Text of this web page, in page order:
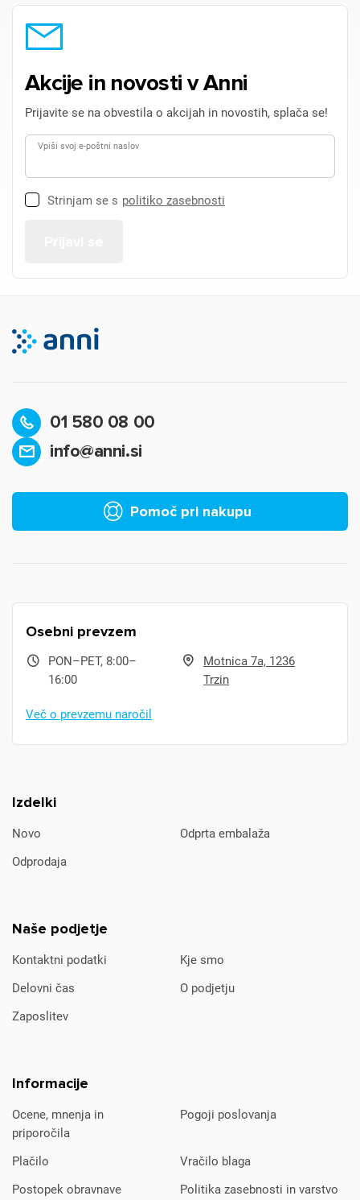
Akcije in novosti v Anni
Prijavite se na obvestila o akcijah in novostih, splača se!
Vpiši svoj e-poštni naslov
Strinjam se s politiko zasebnosti
01 580 08 00
info@anni.si
Pomoč pri nakupu
Izdelki
Novo
Odprta embalaža
Odprodaja
Naše podjetje
Kontaktni podatki
Kje smo
Delovni čas
O podjetju
Zaposlitev
Informacije
Ocene, mnenja in
priporočila
Pogoji poslovanja
Plačilo
Vračilo blaga
Postopek obravnave
Politika zasebnosti in varstvo
Osebni prevzem
PON–PET, 8:00–
16:00
Motnica 7a, 1236
Trzin
Več o prevzemu naročil